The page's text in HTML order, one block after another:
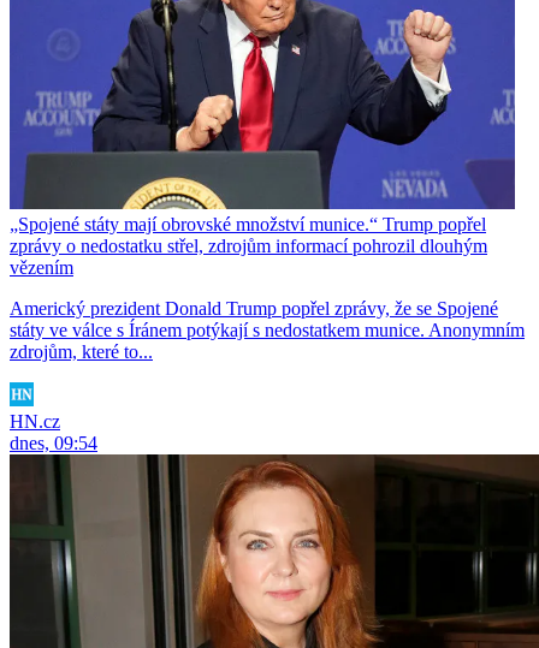
„Spojené státy mají obrovské množství munice.“ Trump popřel
zprávy o nedostatku střel, zdrojům informací pohrozil dlouhým
vězením
Americký prezident Donald Trump popřel zprávy, že se Spojené
státy ve válce s Íránem potýkají s nedostatkem munice. Anonymním
zdrojům, které to...
HN.cz
dnes, 09:54